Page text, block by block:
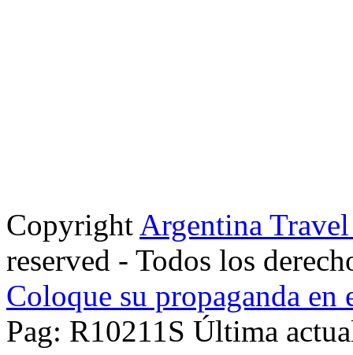
Copyright Argentina
reserved - Todos los
Coloque su propaganda en
Pag: R10211S Última